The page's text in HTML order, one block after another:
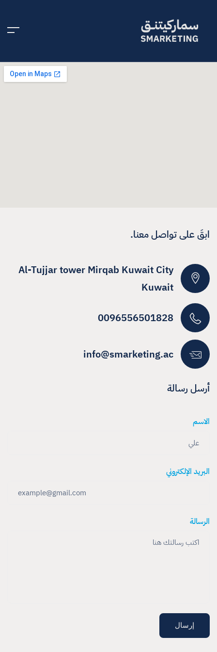
ابقَ على تواصل معنا.
Al-Tujjar tower Mirqab Kuwait City
Kuwait
0096556501828
info@smarketing.ac
أرسل رسالة
الاسم
البريد الإلكتروني
الرسالة